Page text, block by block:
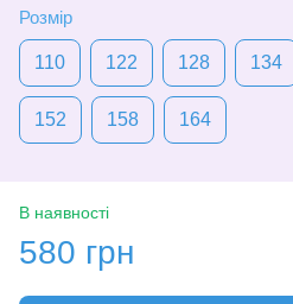
Розмір
110 122 128 134
152 158 164
В наявності
580 грн